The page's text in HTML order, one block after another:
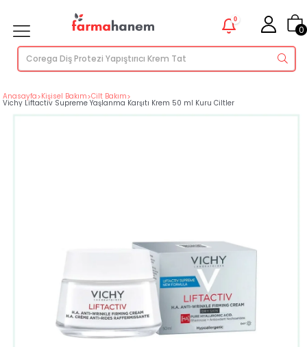
0
0
Anasayfa>Kişisel Bakım>Cilt Bakım>
Vichy Liftactiv Supreme Yaşlanma Karşıtı Krem 50 ml Kuru Ciltler